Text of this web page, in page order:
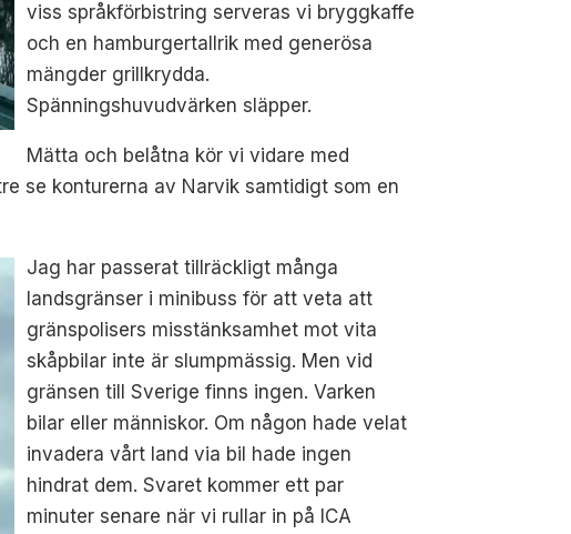
viss språkförbistring serveras vi bryggkaffe
och en hamburgertallrik med generösa
mängder grillkrydda.
Spänningshuvudvärken släpper.
Mätta och belåtna kör vi vidare med
se konturerna av Narvik samtidigt som en
Jag har passerat tillräckligt många
landsgränser i minibuss för att veta att
gränspolisers misstänksamhet mot vita
skåpbilar inte är slumpmässig. Men vid
gränsen till Sverige finns ingen. Varken
bilar eller människor. Om någon hade velat
invadera vårt land via bil hade ingen
hindrat dem. Svaret kommer ett par
minuter senare när vi rullar in på ICA